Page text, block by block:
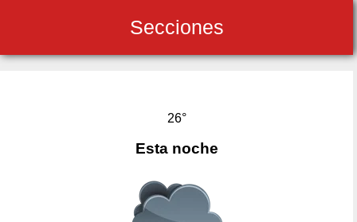
Secciones
26°
Esta noche